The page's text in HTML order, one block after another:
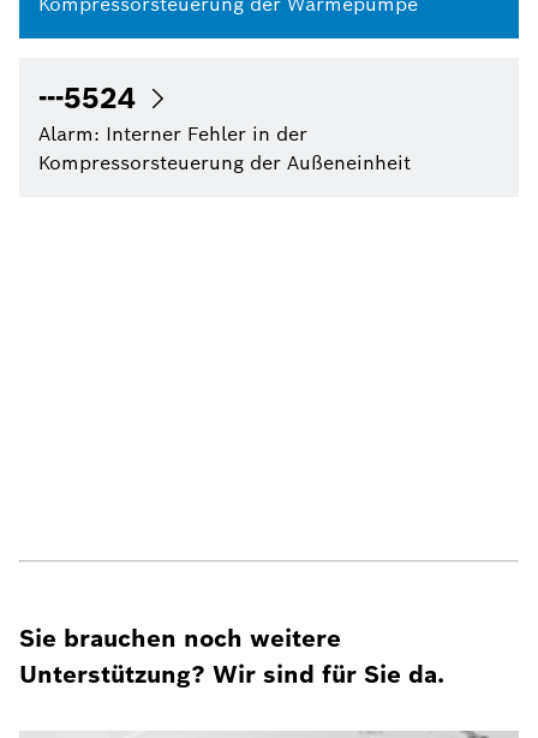
---5524
Alarm: Interner Fehler in der
Kompressorsteuerung der Außeneinheit
Sie brauchen noch weitere
Unterstützung? Wir sind für Sie da.